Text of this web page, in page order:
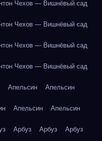
Чехов — Вишнёвый сад
Чехов — Вишнёвый сад
Чехов — Вишнёвый сад
Чехов — Вишнёвый сад
Апельсин Апельсин
Апельсин Апельсин
Арбуз Арбуз Арбуз